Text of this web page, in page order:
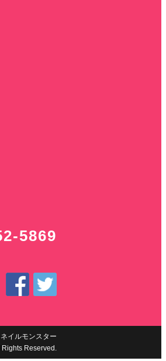
5869
イルモンスター
Reserved.